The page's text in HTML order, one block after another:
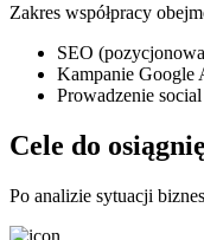
Zakres współpracy
SEO
Kampanie Google
Prowadzenie
Cele do
Po analizie sytuacji